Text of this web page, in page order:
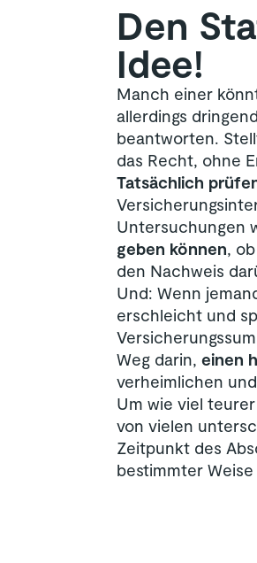
Den
Idee!
Manch einer
allerdings
beantworten.
das Recht, ohne
Tatsächlich
Untersuchungen
geben können,
den Nachweis
Und: Wenn
erschleicht und
Weg darin, einen
verheimlichen
Um wie viel
von vielen
Zeitpunkt des
bestimmter